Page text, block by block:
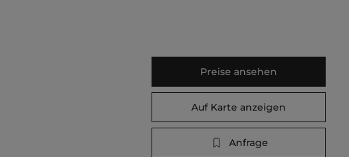
Preise ansehen
Auf Karte anzeigen
Anfrage